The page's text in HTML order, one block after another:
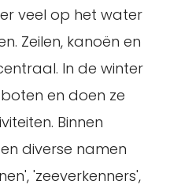
veel op het water
Zeilen, kanoën en
In de winter
en doen ze
Binnen
diverse namen
'zeeverkenners',